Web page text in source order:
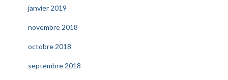
janvier 2019
novembre 2018
octobre 2018
septembre 2018